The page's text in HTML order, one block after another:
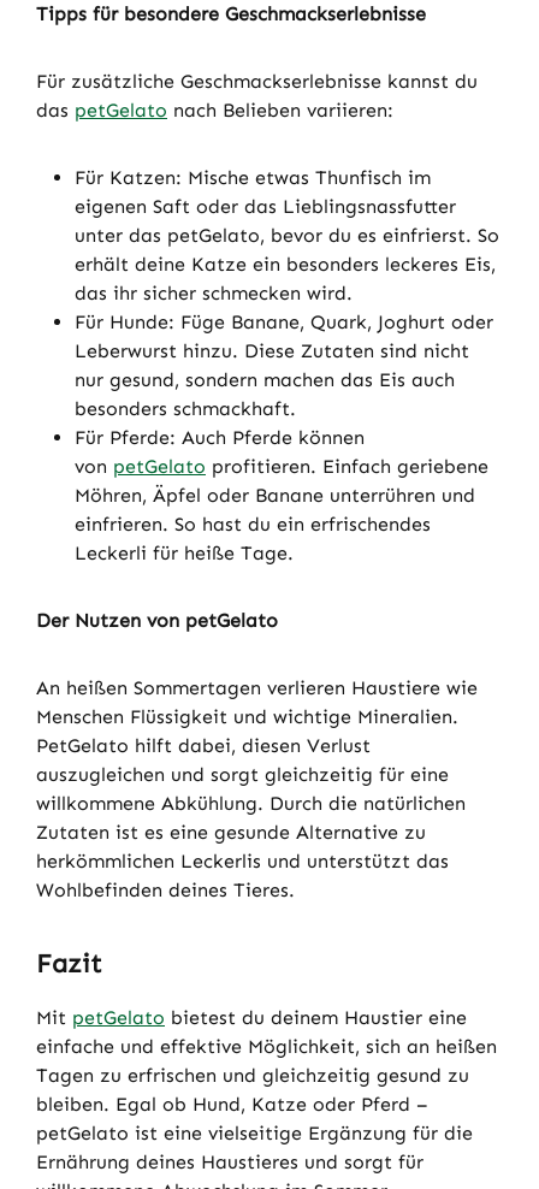
Tipps für besondere Geschmackserlebnisse
Für zusätzliche Geschmackserlebnisse kannst du
das petGelato nach Belieben variieren:
Für Katzen: Mische etwas Thunfisch im
eigenen Saft oder das Lieblingsnassfutter
unter das petGelato, bevor du es einfrierst. So
erhält deine Katze ein besonders leckeres Eis,
das ihr sicher schmecken wird.
Für Hunde: Füge Banane, Quark, Joghurt oder
Leberwurst hinzu. Diese Zutaten sind nicht
nur gesund, sondern machen das Eis auch
besonders schmackhaft.
Für Pferde: Auch Pferde können
von petGelato profitieren. Einfach geriebene
Möhren, Äpfel oder Banane unterrühren und
einfrieren. So hast du ein erfrischendes
Leckerli für heiße Tage.
Der Nutzen von petGelato
An heißen Sommertagen verlieren Haustiere wie
Menschen Flüssigkeit und wichtige Mineralien.
PetGelato hilft dabei, diesen Verlust
auszugleichen und sorgt gleichzeitig für eine
willkommene Abkühlung. Durch die natürlichen
Zutaten ist es eine gesunde Alternative zu
herkömmlichen Leckerlis und unterstützt das
Wohlbefinden deines Tieres.
Fazit
Mit petGelato bietest du deinem Haustier eine
einfache und effektive Möglichkeit, sich an heißen
Tagen zu erfrischen und gleichzeitig gesund zu
bleiben. Egal ob Hund, Katze oder Pferd –
petGelato ist eine vielseitige Ergänzung für die
Ernährung deines Haustieres und sorgt für